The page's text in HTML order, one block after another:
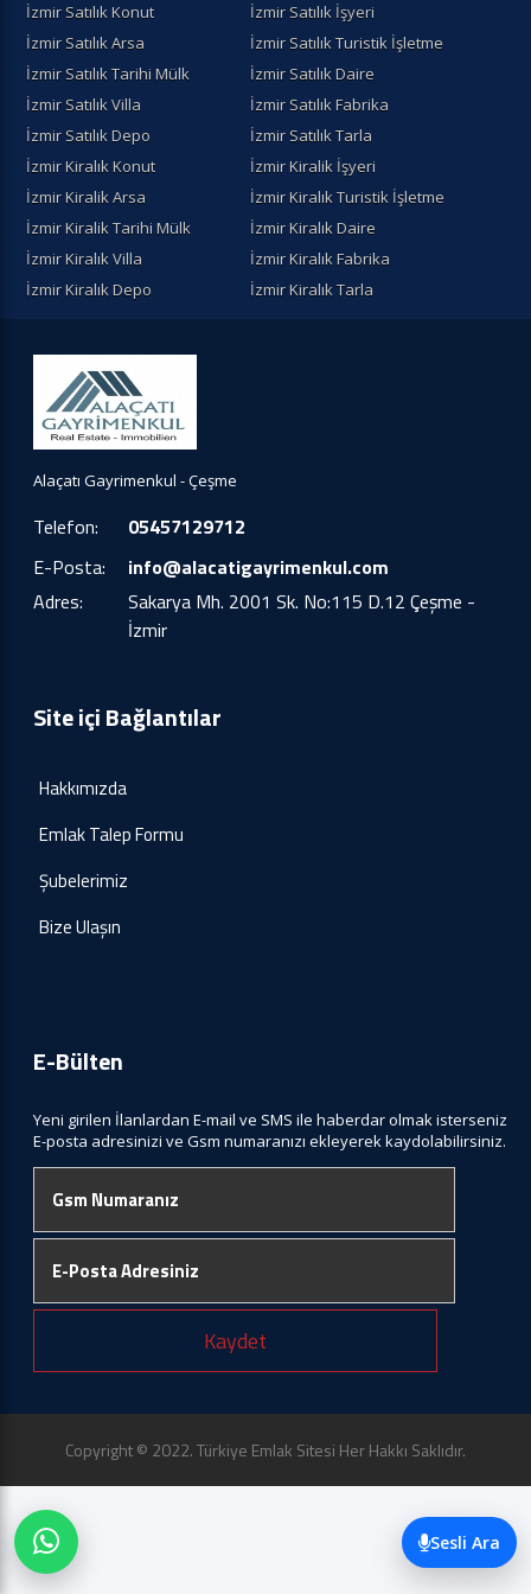
İzmir Satılık Konut
İzmir Satılık İşyeri
İzmir Satılık Arsa
İzmir Satılık Turistik İşletme
İzmir Satılık Tarihi Mülk
İzmir Satılık Daire
İzmir Satılık Villa
İzmir Satılık Fabrika
İzmir Satılık Depo
İzmir Satılık Tarla
İzmir Kiralık Konut
İzmir Kiralik İşyeri
İzmir Kiralik Arsa
İzmir Kiralık Turistik İşletme
İzmir Kiralik Tarihi Mülk
İzmir Kiralık Daire
İzmir Kiralık Villa
İzmir Kiralık Fabrika
İzmir Kiralık Depo
İzmir Kiralık Tarla
Alaçatı Gayrimenkul - Çeşme
Telefon:
05457129712
E-Posta:
info@alacatigayrimenkul.com
Adres:
Sakarya Mh. 2001 Sk. No:115 D.12 Çeşme -
İzmir
Site içi Bağlantılar
Hakkımızda
Emlak Talep Formu
Şubelerimiz
Bize Ulaşın
E-Bülten
Yeni girilen İlanlardan E-mail ve SMS ile haberdar olmak isterseniz
E-posta adresinizi ve Gsm numaranızı ekleyerek kaydolabilirsiniz.
Kaydet
Copyright © 2022. Türkiye Emlak Sitesi Her Hakkı Saklıdır.
Sesli Ara